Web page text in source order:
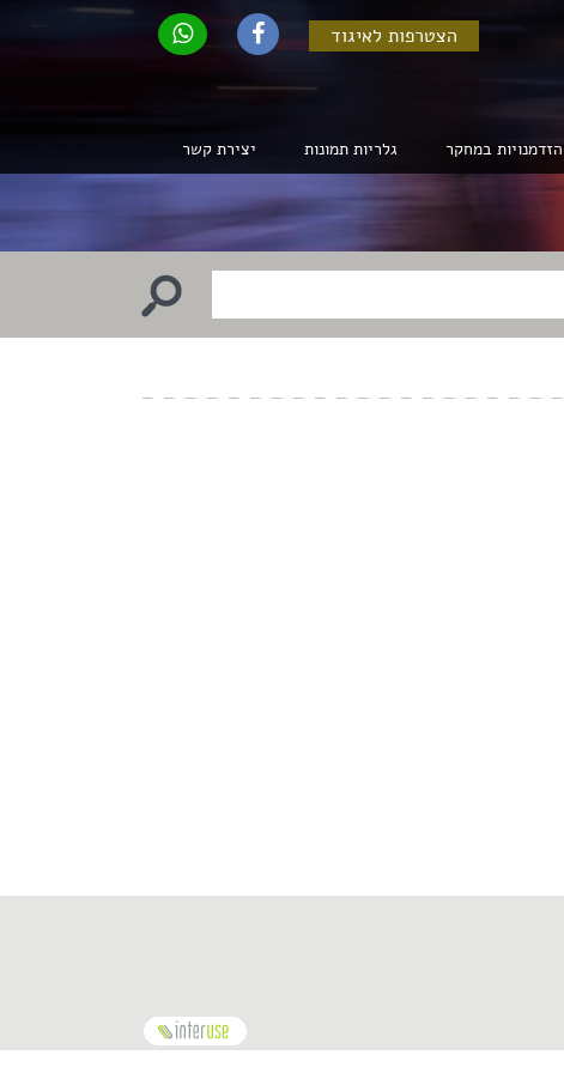
הצטרפות לאיגוד
הזדמנויות במחקר גלריות תמונות יצירת קשר